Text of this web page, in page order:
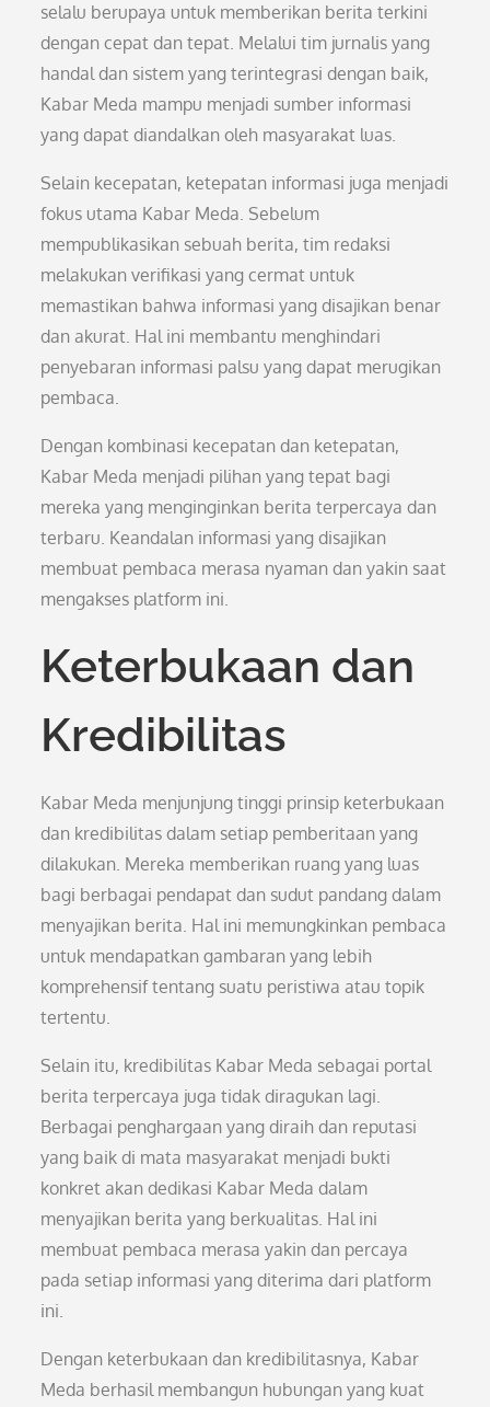
selalu berupaya untuk memberikan berita terkini
dengan cepat dan tepat. Melalui tim jurnalis yang
handal dan sistem yang terintegrasi dengan baik,
Kabar Meda mampu menjadi sumber informasi
yang dapat diandalkan oleh masyarakat luas.
Selain kecepatan, ketepatan informasi juga menjadi
fokus utama Kabar Meda. Sebelum
mempublikasikan sebuah berita, tim redaksi
melakukan verifikasi yang cermat untuk
memastikan bahwa informasi yang disajikan benar
dan akurat. Hal ini membantu menghindari
penyebaran informasi palsu yang dapat merugikan
pembaca.
Dengan kombinasi kecepatan dan ketepatan,
Kabar Meda menjadi pilihan yang tepat bagi
mereka yang menginginkan berita terpercaya dan
terbaru. Keandalan informasi yang disajikan
membuat pembaca merasa nyaman dan yakin saat
mengakses platform ini.
Keterbukaan dan
Kredibilitas
Kabar Meda menjunjung tinggi prinsip keterbukaan
dan kredibilitas dalam setiap pemberitaan yang
dilakukan. Mereka memberikan ruang yang luas
bagi berbagai pendapat dan sudut pandang dalam
menyajikan berita. Hal ini memungkinkan pembaca
untuk mendapatkan gambaran yang lebih
komprehensif tentang suatu peristiwa atau topik
tertentu.
Selain itu, kredibilitas Kabar Meda sebagai portal
berita terpercaya juga tidak diragukan lagi.
Berbagai penghargaan yang diraih dan reputasi
yang baik di mata masyarakat menjadi bukti
konkret akan dedikasi Kabar Meda dalam
menyajikan berita yang berkualitas. Hal ini
membuat pembaca merasa yakin dan percaya
pada setiap informasi yang diterima dari platform
ini.
Dengan keterbukaan dan kredibilitasnya, Kabar
Meda berhasil membangun hubungan yang kuat